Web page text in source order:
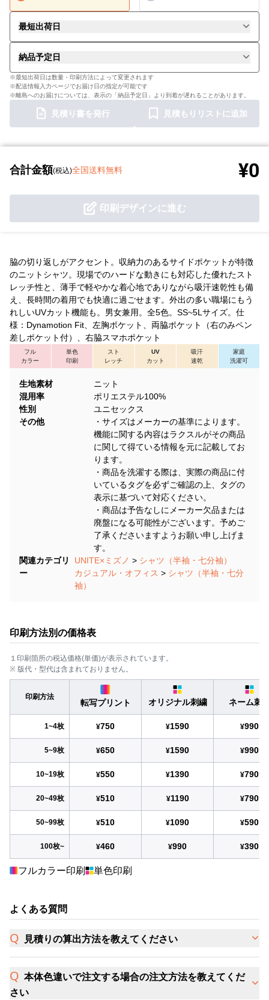
最短出荷日
納品予定日
※最短出荷日は数量・印刷方法によって変更されます
※配送情報入力ページでお届け日の指定が可能です
※離島へのお届けについては、表示の「納品予定日」より到着が遅れることがあります。
見積り書を発行 見積もりリストに追加
合計金額(税込)全国送料無料 ¥0
印刷デザインに進む
脇の切り返しがアクセント。収納力のあるサイドポケットが特徴
のニットシャツ。現場でのハードな動きにも対応した優れたスト
レッチ性と、薄手で軽やかな着心地でありながら吸汗速乾性も備
え、長時間の着用でも快適に過ごせます。外出の多い職場にもう
れしいUVカット機能も。男女兼用。全5色。SS~5Lサイズ。仕
様：Dynamotion Fit、左胸ポケット、両脇ポケット（右のみペン
差しポケット付）、右脇スマホポケット
フル
カラー
単色
印刷
スト
レッチ
UV
カット
吸汗
速乾
家庭
洗濯可
生地素材
ニット
混用率
ポリエステル100%
性別
ユニセックス
その他
・サイズはメーカーの基準によります。
機能に関する内容はラクスルがその商品
に関して得ている情報を元に記載してお
ります。
・商品を洗濯する際は、実際の商品に付
いているタグを必ずご確認の上、タグの
表示に基づいて対応ください。
・商品は予告なしにメーカー欠品または
廃盤になる可能性がございます。予めご
了承くださいますようお願い申し上げま
す。
関連カテゴリ
ー
UNITE×ミズノ > シャツ（半袖・七分袖）
カジュアル・オフィス > シャツ（半袖・七分
袖）
印刷方法別の価格表
１印刷箇所の税込価格(単価)が表示されています。
※ 版代・型代は含まれておりません。
印刷方法
転写プリント オリジナル刺繍 ネーム刺
1~4枚 ¥750 ¥1590 ¥990
5~9枚 ¥650 ¥1590 ¥990
10~19枚 ¥550 ¥1390 ¥790
20~49枚 ¥510 ¥1190 ¥790
50~99枚 ¥510 ¥1090 ¥590
100枚~ ¥460 ¥990 ¥390
フルカラー印刷 単色印刷
よくある質問
見積りの算出方法を教えてください
本体色違いで注文する場合の注文方法を教えてくだ
さい